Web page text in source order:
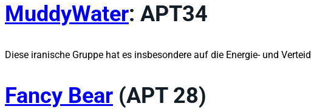
MuddyWater: APT34
Diese iranische Gruppe hat es insbesondere auf die Energie- und
Fancy Bear (APT 28)